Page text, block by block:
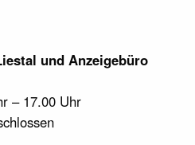
und Anzeigebüro
– 17.00 Uhr